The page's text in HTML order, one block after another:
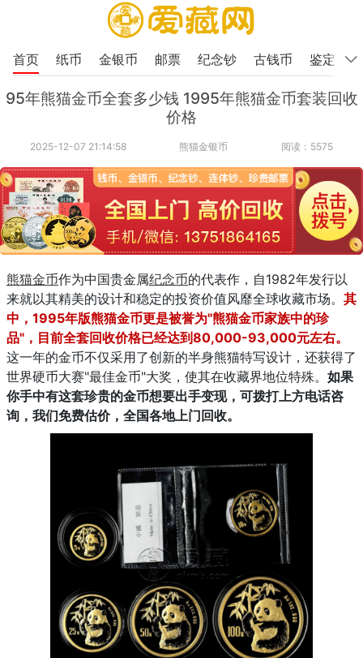
首页 纸币 金银币 邮票 纪念钞 古钱币 鉴定
95年熊猫金币全套多少钱 1995年熊猫金币套装回收
价格
2025-12-07 21:14:58 熊猫金银币 阅读：5575
熊猫金币作为中国贵金属纪念币的代表作，自1982年发行以
来就以其精美的设计和稳定的投资价值风靡全球收藏市场。 其
中，1995年版熊猫金币更是被誉为"熊猫金币家族中的珍
品"，目前全套回收价格已经达到80,000-93,000元左右。
这一年的金币不仅采用了创新的半身熊猫特写设计，还获得了
世界硬币大赛"最佳金币"大奖，使其在收藏界地位特殊。 如果
你手中有这套珍贵的金币想要出手变现，可拨打上方电话咨
询，我们免费估价，全国各地上门回收。